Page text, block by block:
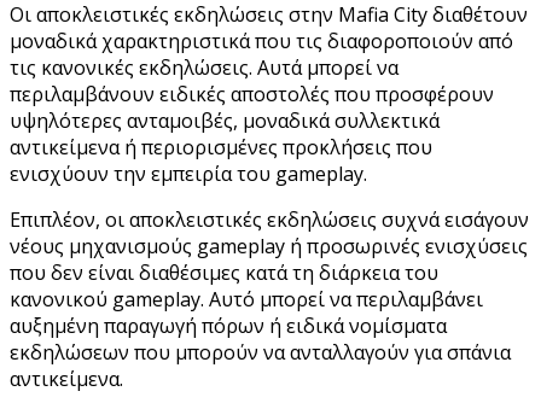
Οι αποκλειστικές εκδηλώσεις στην Mafia City διαθέτουν
μοναδικά χαρακτηριστικά που τις διαφοροποιούν από
τις κανονικές εκδηλώσεις. Αυτά μπορεί να
περιλαμβάνουν ειδικές αποστολές που προσφέρουν
υψηλότερες ανταμοιβές, μοναδικά συλλεκτικά
αντικείμενα ή περιορισμένες προκλήσεις που
ενισχύουν την εμπειρία του gameplay.
Επιπλέον, οι αποκλειστικές εκδηλώσεις συχνά εισάγουν
νέους μηχανισμούς gameplay ή προσωρινές ενισχύσεις
που δεν είναι διαθέσιμες κατά τη διάρκεια του
κανονικού gameplay. Αυτό μπορεί να περιλαμβάνει
αυξημένη παραγωγή πόρων ή ειδικά νομίσματα
εκδηλώσεων που μπορούν να ανταλλαγούν για σπάνια
αντικείμενα.